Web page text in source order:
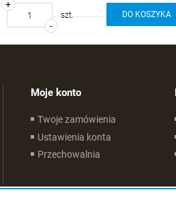
-
+
szt. DO KOSZYKA
Moje konto
Twoje zamówienia
Ustawienia konta
Przechowalnia